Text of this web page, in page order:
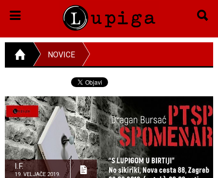
NOVICE
I.F.
19. VELJAČE 2019.